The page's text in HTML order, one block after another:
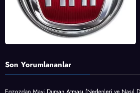
Son Yorumlananlar